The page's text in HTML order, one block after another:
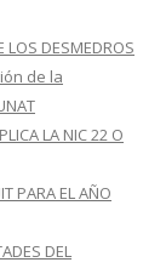
LOS DESMEDROS
de la
LA NIC 22 O
PARA EL AÑO
DEL